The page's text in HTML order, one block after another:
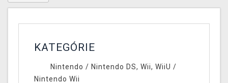
KATEGÓRIE
Nintendo / Nintendo DS, Wii, WiiU /
Nintendo Wii